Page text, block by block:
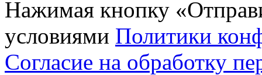
Нажимая кнопку
условиями Политики
Согласие на обработку